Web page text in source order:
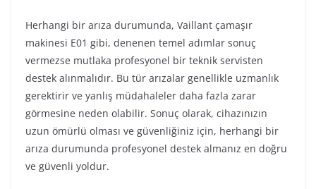
Herhangi bir arıza durumunda, Vaillant çamaşır
makinesi E01 gibi, denenen temel adımlar sonuç
vermezse mutlaka profesyonel bir teknik servisten
destek alınmalıdır. Bu tür arızalar genellikle uzmanlık
gerektirir ve yanlış müdahaleler daha fazla zarar
görmesine neden olabilir. Sonuç olarak, cihazınızın
uzun ömürlü olması ve güvenliğiniz için, herhangi bir
arıza durumunda profesyonel destek almanız en doğru
ve güvenli yoldur.